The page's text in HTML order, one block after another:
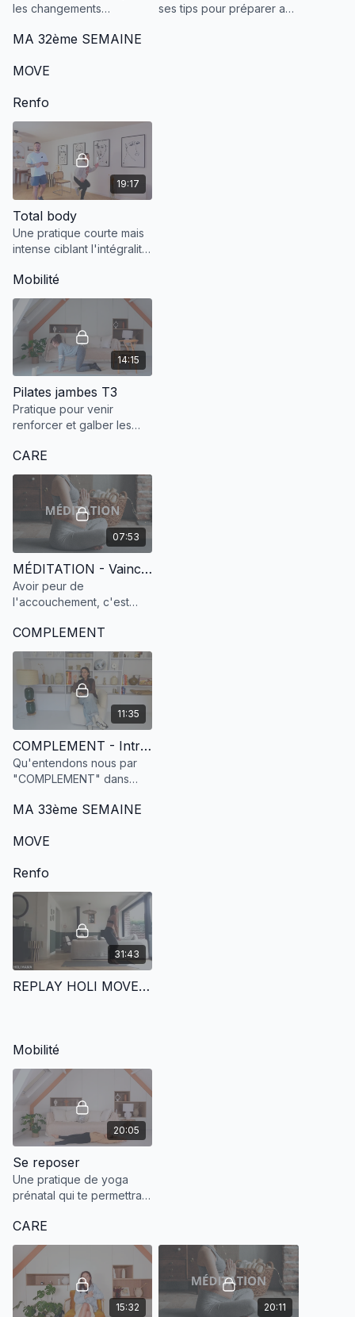
les changements
de la grossesse.
ses tips pour préparer au
MA 32ème SEMAINE
MOVE
Renfo
19:17
Total body
Une pratique courte mais
intense ciblant l'intégralité
transpirer !
Mobilité
14:15
Pilates jambes T3
Pratique pour venir
renforcer et galber les
trimestre de grossesse.
CARE
07:53
MÉDITATION - Vaincre la peur de L'accouchement
Avoir peur de
l'accouchement, c'est
méditation développe ta
confiance en toi pour la
dépasser le Jour-J.
COMPLEMENT
11:35
COMPLEMENT - Introduction Générale
Qu'entendons nous par
"COMPLEMENT" dans
MA 33ème SEMAINE
MOVE
Renfo
31:43
REPLAY HOLI MOVE | CIRCUIT TRAINING - FULL BODY EMOM - 15.11
Mobilité
20:05
Se reposer
Une pratique de yoga
prénatal qui te permettra
d'énergie lors du 3ème
trimestre.
CARE
15:32 20:11